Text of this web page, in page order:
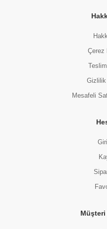
Çerez
Gizlilik
Mesafeli
Müşteri